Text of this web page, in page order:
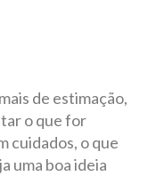
de estimação,
o que for
cuidados, o que
uma boa ideia